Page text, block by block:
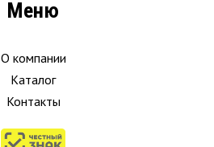
Меню
О компании
Каталог
Контакты